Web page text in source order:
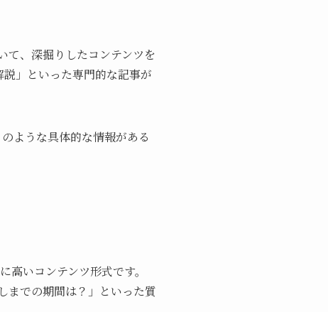
て、深掘りしたコンテンツを
」といった専門的な記事が
ような具体的な情報がある
いコンテンツ形式です。
までの期間は？」といった質